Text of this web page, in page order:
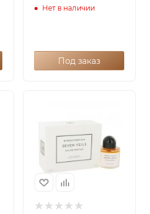
Нет в наличии
Под заказ